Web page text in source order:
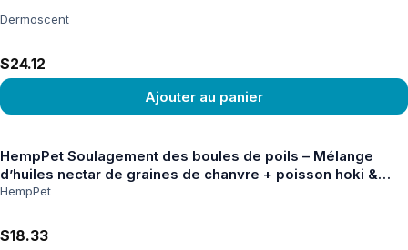
Dermoscent
$24.12
Ajouter au panier
HempPet Soulagement des boules de poils – Mélange
d’huiles nectar de graines de chanvre + poisson hoki &
huile MCT pour chats 100ml
HempPet
$18.33